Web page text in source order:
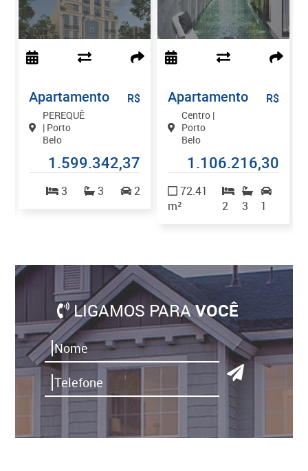
Apartamento
PEREQUÊ
| Porto
Belo
R$
1.599.342,37
3 3 2
Apartamento
Centro |
Porto
Belo
R$
1.106.216,30
72.41
m²
2 3 1
LIGAMOS PARAVOCÊ